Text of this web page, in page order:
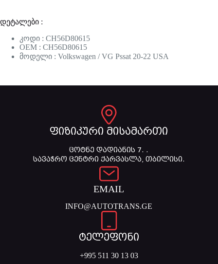
დეტალები :
კოდი : CH56D80615
OEM : CH56D80615
მოდელი : Volkswagen / VG Pssat 20-22 USA
ფიზიკური მისამართი
ცოტნე დადიანის 7. .
სავაჭრო ცენტრი ქარვასლა, თბილისი.
EMAIL
INFO@AUTOTRANS.GE
ტელეფონი
+995 511 30 13 03